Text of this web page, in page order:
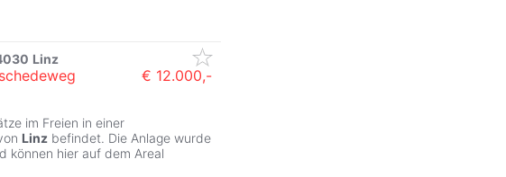
Linz
€ 12.000,-
im Freien in einer
Linz befindet. Die Anlage wurde
können hier auf dem Areal